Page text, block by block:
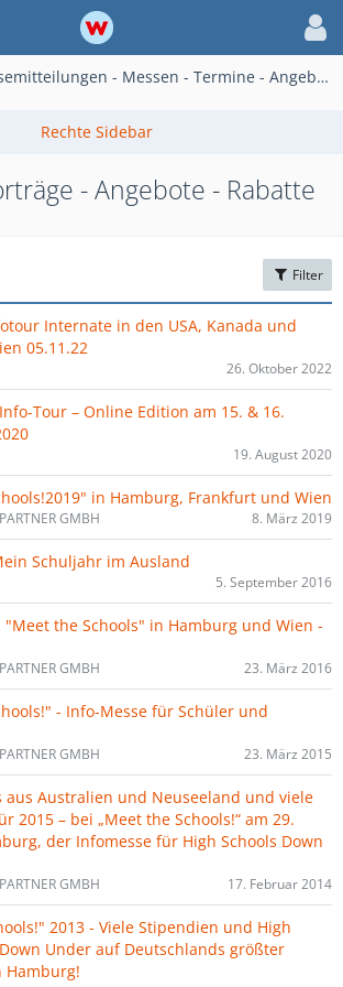
Portraits - Pressemitteilungen - Messen - Termine - Angebote
- Angebote - Rabatte
Filter
Internate in den USA, Kanada und
05.11.22
26. Oktober 2022
Tour – Online Edition am 15. & 16.
19. August 2020
in Hamburg, Frankfurt und Wien
GMBH 8. März 2019
Schuljahr im Ausland
5. September 2016
"Meet the Schools" in Hamburg und Wien -
GMBH 23. März 2016
- Info-Messe für Schüler und
GMBH 23. März 2015
aus Australien und Neuseeland und viele
2015 – bei „Meet the Schools!“ am 29.
der Infomesse für High Schools Down
GMBH 17. Februar 2014
2013 - Viele Stipendien und High
Under auf Deutschlands größter
Hamburg!